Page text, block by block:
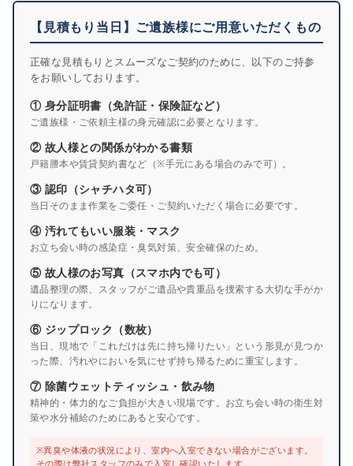
【見積もり当日】ご遺族様にご用意いただくもの
正確な見積もりとスムーズなご契約のために、以下のご持参
をお願いしております。
① 身分証明書（免許証・保険証など）
ご遺族様・ご依頼主様の身元確認に必要となります。
② 故人様との関係がわかる書類
戸籍謄本や賃貸契約書など（※手元にある場合のみで可）。
③ 認印（シャチハタ可）
当日そのまま作業をご委任・ご契約いただく場合に必要です。
④ 汚れてもいい服装・マスク
お立ち会い時の感染症・臭気対策、安全確保のため。
⑤ 故人様のお写真（スマホ内でも可）
遺品整理の際、スタッフがご遺品や貴重品を捜索する大切な手がか
りになります。
⑥ ジップロック（数枚）
当日、現地で「これだけは先に持ち帰りたい」という形見が見つか
った際、汚れやにおいを気にせず持ち帰るために重宝します。
⑦ 除菌ウェットティッシュ・飲み物
精神的・体力的なご負担が大きい現場です。お立ち会い時の衛生対
策や水分補給のためにあると安心です。
※異臭や体液の状況により、室内へ入室できない場合がございます。
その際は弊社スタッフのみで入室し確認いたします。